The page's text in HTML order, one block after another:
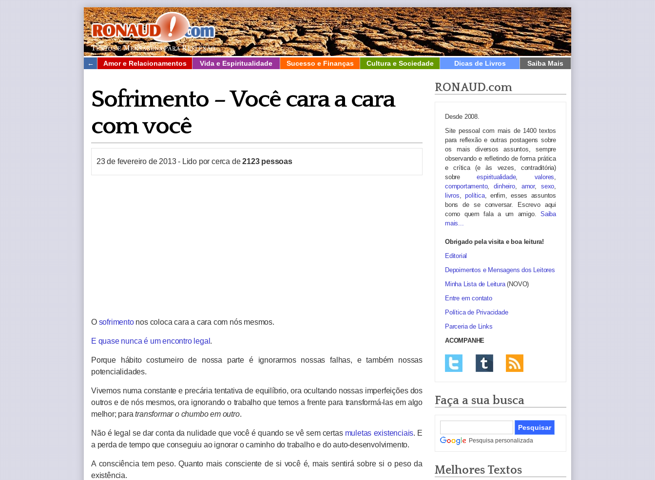
← Amor e Relacionamentos Vida e Espiritualidade Sucesso e Finanças Cultura e Sociedade Dicas de Livros Saiba Mais
Sofrimento – Você cara a cara
com você
23 de fevereiro de 2013- Lido por cerca de2123pessoas
O sofrimentonos coloca cara a cara com nós mesmos.
E quase nunca é um encontro legal .
Porque hábito costumeiro de nossa parte é ignorarmos nossas falhas, e também nossas
potencialidades.
Vivemos numa constante e precária tentativa de equilíbrio, ora ocultando nossas imperfeições dos
outros e de nós mesmos, ora ignorando o trabalho que temos a frente para transformá-las em algo
melhor; paratransformar o chumbo em outro.
Não é legal se dar conta da nulidade que você é quando se vê sem certas muletas existenciais. E
a perda de tempo que conseguiu ao ignorar o caminho do trabalho e do auto-desenvolvimento.
A consciência tem peso. Quanto mais consciente de si você é, mais sentirá sobre si o peso da
existência.
RONAUD.com
Desde 2008.
Site pessoal com mais de 1400 textos
para reflexão e outras postagens sobre
os mais diversos assuntos, sempre
observando e refletindo de forma prática
e crítica (e às vezes, contraditória)
sobreespiritualidade, valores,
comportamento,dinheiro, amor, sexo,
livros,política, enfim, esses assuntos
bons de se conversar. Escrevo aqui
como quem fala a um amigo. Saiba
mais...
Obrigado pela visita e boa leitura!
Editorial
Depoimentos e Mensagens dos Leitores
Minha Lista de Leitura(NOVO)
Entre em contato
Política de Privacidade
Parceria de Links
ACOMPANHE
Faça a sua busca
Pesquisa personalizada
Melhores Textos